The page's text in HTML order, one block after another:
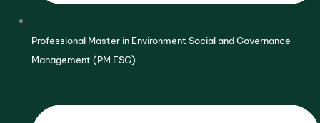
Professional Master in Environment Social and Governance
Management (PM ESG)